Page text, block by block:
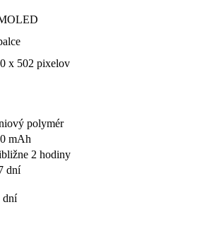
x 502 pixelov
polymér
mAh
2 hodiny
dní
dní